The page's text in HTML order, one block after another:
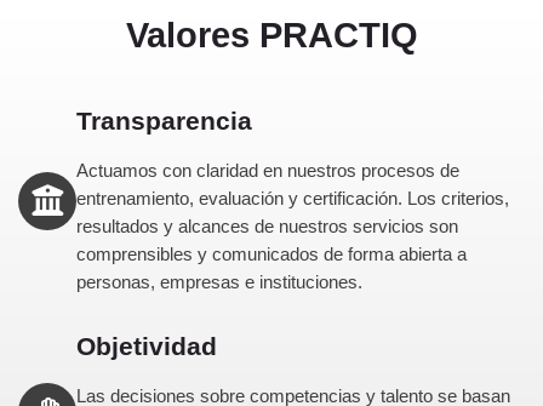
Valores PRACTIQ
Transparencia
Actuamos con claridad en nuestros procesos de
entrenamiento, evaluación y certificación. Los criterios,
resultados y alcances de nuestros servicios son
comprensibles y comunicados de forma abierta a
personas, empresas e instituciones.
Objetividad
Las decisiones sobre competencias y talento se basan